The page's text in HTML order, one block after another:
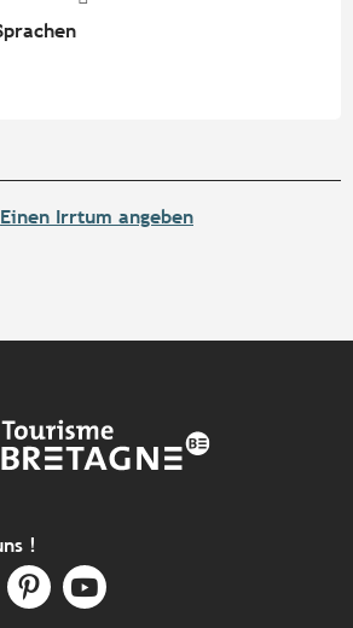
Einen Irrtum angeben
!